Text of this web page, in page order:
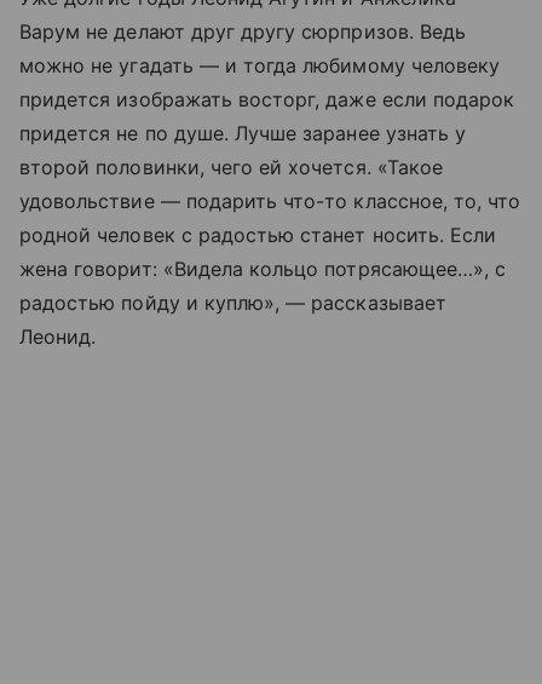
Варум не делают друг другу сюрпризов. Ведь
можно не угадать — и тогда любимому человеку
придется изображать восторг, даже если подарок
придется не по душе. Лучше заранее узнать у
второй половинки, чего ей хочется. «Такое
удовольствие — подарить что-то классное, то, что
родной человек с радостью станет носить. Если
жена говорит: «Видела кольцо потрясающее…», с
радостью пойду и куплю», — рассказывает
Леонид.